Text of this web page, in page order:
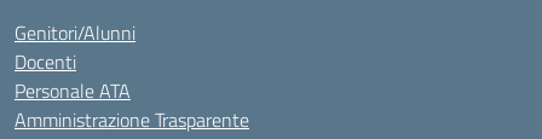
Genitori/Alunni
Docenti
Personale ATA
Amministrazione Trasparente